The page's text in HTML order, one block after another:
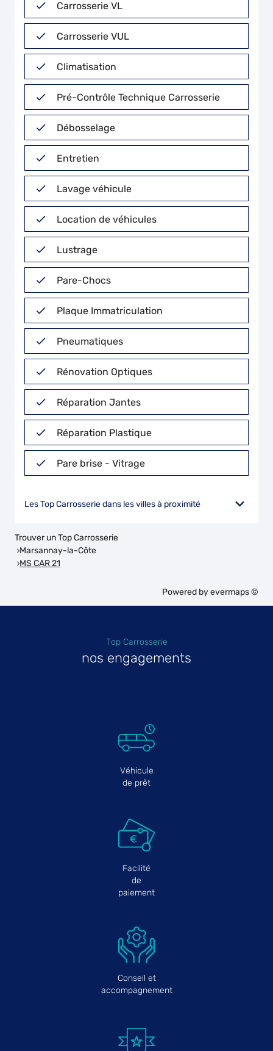
Carrosserie VL
Carrosserie VUL
Climatisation
Pré-Contrôle Technique Carrosserie
Débosselage
Entretien
Lavage véhicule
Location de véhicules
Lustrage
Pare-Chocs
Plaque Immatriculation
Pneumatiques
Rénovation Optiques
Réparation Jantes
Réparation Plastique
Pare brise - Vitrage
Les Top Carrosserie dans les villes à proximité
Trouver un Top Carrosserie
Marsannay-la-Côte
MS CAR 21
Powered byevermaps ©
Top Carrosserie
nos engagements
Véhicule
de prêt
Facilité
de
paiement
Conseil et
accompagnement